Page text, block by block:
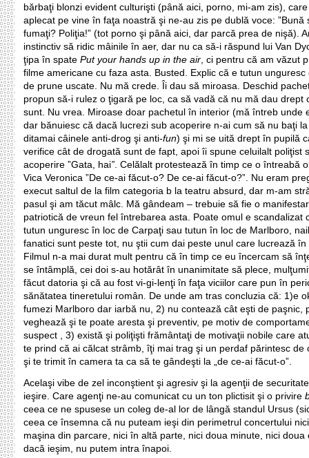
bărbaţi blonzi evident culturişti (până aici, porno, mi-am zis),
aplecat pe vine în faţa noastră şi ne-au zis pe dublă voce: ”Bună
fumaţi? Poliţia!” (tot porno şi până aici, dar parcă prea de nişă).
instinctiv să ridic mâinile în aer, dar nu ca să-i răspund lui Van
ţipa în spate Put your hands up in the air , ci pentru că am văzut
filme americane cu faza asta. Busted. Explic că e tutun unguresc
de prune uscate. Nu mă crede. Îi dau să miroasa. Deschid
propun să-i rulez o ţigară pe loc, ca să vadă că nu mă dau drept
sunt. Nu vrea. Miroase doar pachetul în interior (mă întreb unde
dar bănuiesc că dacă lucrezi sub acoperire n-ai cum să nu baţi
ditamai câinele anti-drog şi anti-fun) şi mi se uită drept în pupilă
verifice cât de drogată sunt de fapt, apoi îi spune celuilalt poliţist
acoperire ”Gata, hai” . Celălalt protestează în timp ce o întreabă
Vica Veronica ”De ce-ai făcut-o? De ce-ai făcut-o?”. Nu eram
execut saltul de la film categoria b la teatru absurd, dar m-am
pasul şi am tăcut mâlc. Mă gândeam – trebuie să fie o
patriotică de vreun fel întrebarea asta. Poate omul e scandalizat
tutun unguresc în loc de Carpaţi sau tutun în loc de Marlboro,
fanatici sunt peste tot, nu ştii cum dai peste unul care lucrează în
Filmul n-a mai durat mult pentru că în timp ce eu încercam să
se întâmplă, cei doi s-au hotărât în unanimitate să plece,
făcut datoria şi că au fost vi-gi-lenţi în faţa viciilor care pun în
sănătatea tineretului român. De unde am tras concluzia că: 1)e
fumezi Marlboro dar iarbă nu, 2) nu contează cât eşti de paşnic,
veghează şi te poate aresta şi preventiv, pe motiv de
suspect , 3) există şi poliţişti frământaţi de motivaţii nobile care
te prind că ai călcat strâmb, îţi mai trag şi un perdaf părintesc de
şi te trimit în camera ta ca să te gândeşti la „de ce-ai făcut-o”.
Acelaşi vibe de zel inconştient şi agresiv şi la agenţii de
ieşire. Care agenţi ne-au comunicat cu un ton plictisit şi o privire
ceea ce ne spusese un coleg de-al lor de lângă standul Ursus
ceea ce însemna că nu puteam ieşi din perimetrul concertului
maşina din parcare, nici în altă parte, nici doua minute, nici doua
dacă ieşim, nu putem intra înapoi.